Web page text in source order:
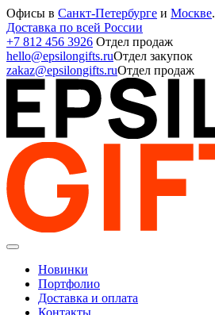
Офисы в Санкт-Петербурге и Москве.
Доставка по всей России
+7 812 456 3926 Отдел продаж
hello@epsilongifts.ruОтдел закупок
zakaz@epsilongifts.ruОтдел продаж
Новинки
Портфолио
Доставка и оплата
Контакты